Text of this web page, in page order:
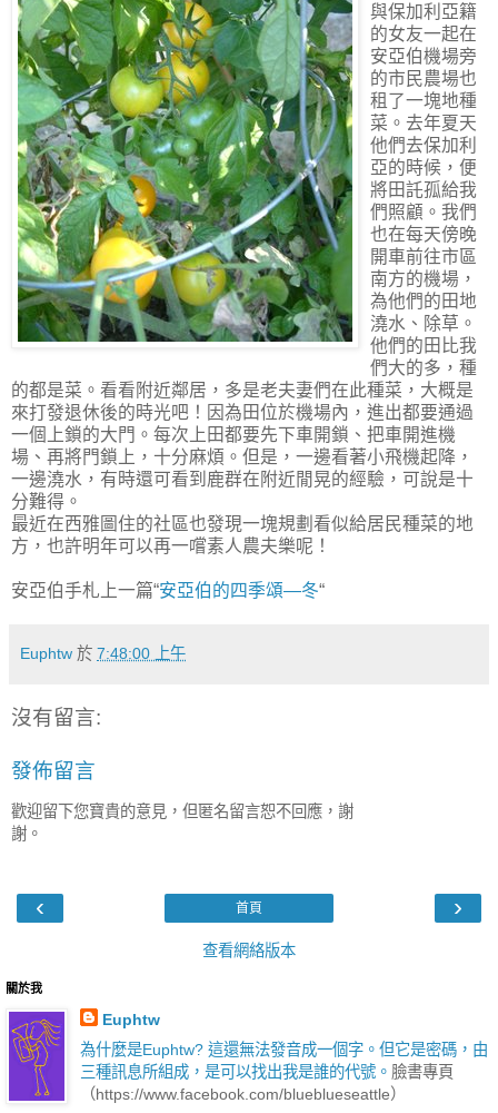
與保加利亞籍
的女友一起在
安亞伯機場旁
的市民農場也
租了一塊地種
菜。去年夏天
他們去保加利
亞的時候，便
將田託孤給我
們照顧。我們
也在每天傍晚
開車前往市區
南方的機場，
為他們的田地
澆水、除草。
他們的田比我
們大的多，種
的都是菜。看看附近鄰居，多是老夫妻們在此種菜，大概是
來打發退休後的時光吧！因為田位於機場內，進出都要通過
一個上鎖的大門。每次上田都要先下車開鎖、把車開進機
場、再將門鎖上，十分麻煩。但是，一邊看著小飛機起降，
一邊澆水，有時還可看到鹿群在附近閒晃的經驗，可說是十
分難得。
最近在西雅圖住的社區也發現一塊規劃看似給居民種菜的地
方，也許明年可以再一嚐素人農夫樂呢！
安亞伯手札上一篇“安亞伯的四季頌—冬“
Euphtw 於 7:48:00 上午
沒有留言:
發佈留言
歡迎留下您寶貴的意見，但匿名留言恕不回應，謝
謝。
‹ ›
首頁
查看網絡版本
關於我
Euphtw
為什麼是Euphtw? 這還無法發音成一個字。但它是密碼，由
三種訊息所組成，是可以找出我是誰的代號。 臉書專頁
（https://www.facebook.com/blueblueseattle）